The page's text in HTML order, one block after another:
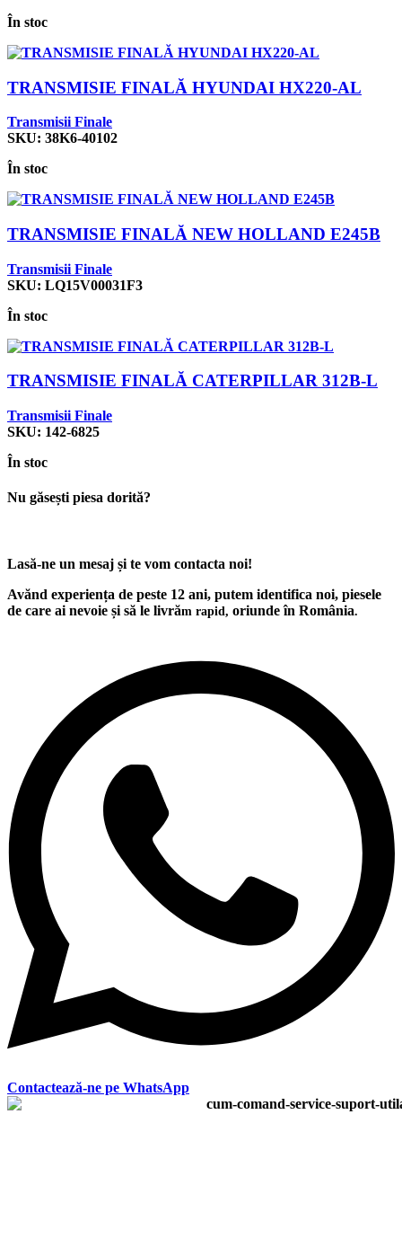
În stoc
TRANSMISIE FINALĂ HYUNDAI HX220-AL
Transmisii Finale
SKU: 38K6-40102
În stoc
TRANSMISIE FINALĂ NEW HOLLAND E245B
Transmisii Finale
SKU: LQ15V00031F3
În stoc
TRANSMISIE FINALĂ CATERPILLAR 312B-L
Transmisii Finale
SKU: 142-6825
În stoc
Nu găsești piesa dorită?
Lasă-ne un mesaj și te vom contacta noi!
Avănd experiența de peste 12 ani, putem identifica noi, piesele
de care ai nevoie și să le livrăm rapid, oriunde în România.
Contactează-ne pe WhatsApp